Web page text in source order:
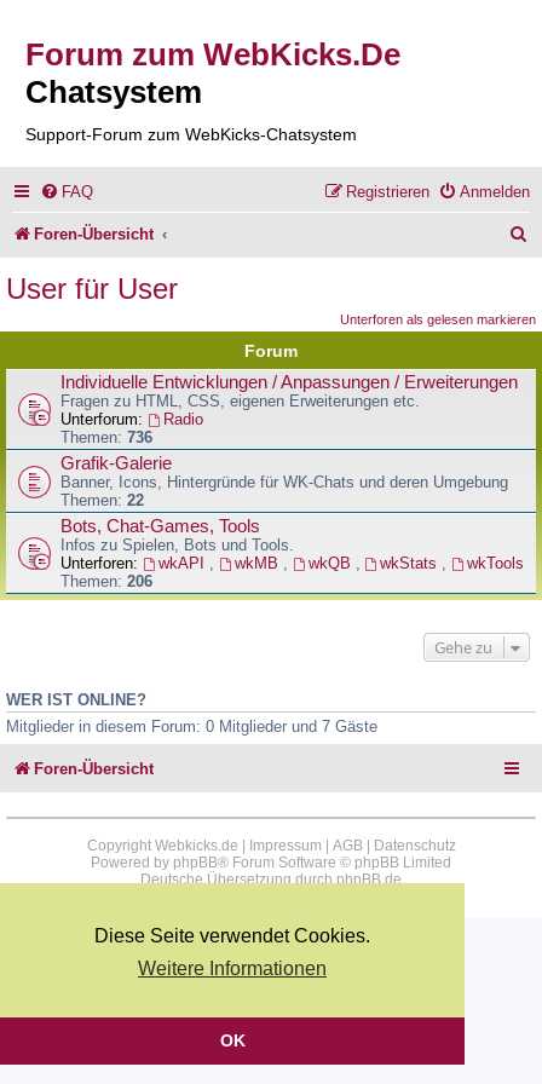
Diese Seite verwendet Cookies.
Weitere Informationen
OK
Forum zum WebKicks.De
Chatsystem
Support-Forum zum WebKicks-Chatsystem
FAQ Anmelden
Registrieren
Foren-Übersicht
e
User für User
Unterforen als gelesen markieren
Forum
Individuelle Entwicklungen / Anpassungen / Erweiterungen
Fragen zu HTML, CSS, eigenen Erweiterungen etc.
Unterforum:
Radio
Themen: 736
Grafik-Galerie
Banner, Icons, Hintergründe für WK-Chats und deren Umgebung
Themen: 22
Bots, Chat-Games, Tools
Infos zu Spielen, Bots und Tools.
Unterforen:
wkAPI wkMB wkQB wkStats
wkTools
Themen: 206
Gehe zu
WER IST ONLINE?
Mitglieder in diesem Forum: 0 Mitglieder und 7 Gäste
Foren-Übersicht
Copyright Webkicks.de | Impressum AGB|
Datenschutz
Powered by phpBB® Forum Software © phpBB Limited
Deutsche Übersetzung durchphpBB.de